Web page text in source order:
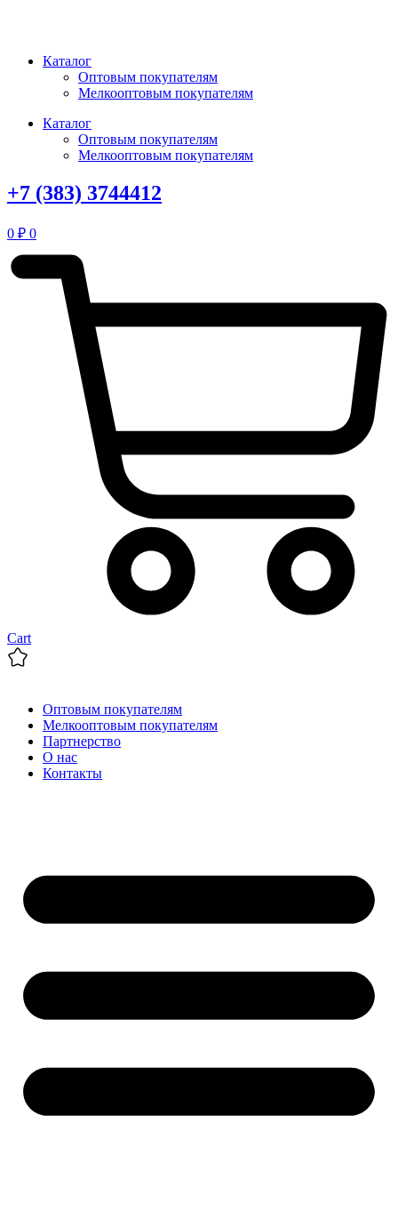
Каталог
Оптовым покупателям
Мелкооптовым покупателям
Каталог
Оптовым покупателям
Мелкооптовым покупателям
+7 (383) 3744412
0 ₽ 0
Cart
Оптовым покупателям
Мелкооптовым покупателям
Партнерство
О нас
Контакты